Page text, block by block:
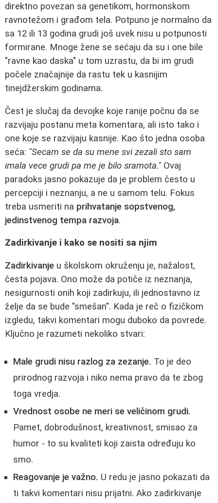
direktno povezan sa genetikom, hormonskom
ravnotežom i građom tela. Potpuno je normalno da
sa 12 ili 13 godina grudi još uvek nisu u potpunosti
formirane. Mnoge žene se sećaju da su i one bile
"ravne kao daska" u tom uzrastu, da bi im grudi
počele značajnije da rastu tek u kasnijim
tinejdžerskim godinama.
Čest je slučaj da devojke koje ranije počnu da se
razvijaju postanu meta komentara, ali isto tako i
one koje se razvijaju kasnije. Kao što jedna osoba
seća: "Secam se da su mene svi zezali sto sam
imala vece grudi pa me je bilo sramota." Ovaj
paradoks jasno pokazuje da je problem često u
percepciji i neznanju, a ne u samom telu. Fokus
treba usmeriti na prihvatanje sopstvenog,
jedinstvenog tempa razvoja.
Zadirkivanje i kako se nositi sa njim
Zadirkivanje u školskom okruženju je, nažalost,
česta pojava. Ono može da potiče iz neznanja,
nesigurnosti onih koji zadirkuju, ili jednostavno iz
želje da se bude "smešan". Kada je reč o fizičkom
izgledu, takvi komentari mogu duboko da povrede.
Ključno je razumeti nekoliko stvari:
Male grudi nisu razlog za zezanje. To je deo
prirodnog razvoja i niko nema pravo da te zbog
toga vredja.
Vrednost osobe ne meri se veličinom grudi.
Pamet, dobrodušnost, kreativnost, smisao za
humor - to su kvaliteti koji zaista određuju ko
smo.
Reagovanje je važno. U redu je jasno pokazati da
ti takvi komentari nisu prijatni. Ako zadirkivanje